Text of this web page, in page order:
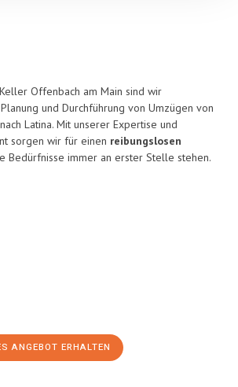
Offenbach am Main sind wir
und Durchführung von Umzügen von
Latina. Mit unserer Expertise und
sorgen wir für einen reibungslosen
Bedürfnisse immer an erster Stelle stehen.
ANGEBOT ERHALTEN